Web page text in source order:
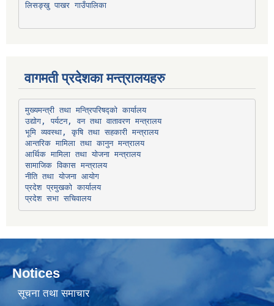
लिसङ्खु पाखर गाउँपालिका
वागमती प्रदेशका मन्त्रालयहरु
मुख्यमन्त्री तथा मन्त्रिपरिषद्को कार्यालय
उद्योग, पर्यटन, वन तथा वातावरण मन्त्रालय
भूमि व्यवस्था, कृषि तथा सहकारी मन्त्रालय
आन्तरिक मामिला तथा कानुन मन्त्रालय
आर्थिक मामिला तथा योजना मन्त्रालय
सामाजिक विकास मन्त्रालय
नीति तथा योजना आयोग
प्रदेश प्रमुखको कार्यालय
प्रदेश सभा सचिवालय
Notices
सूचना तथा समाचार